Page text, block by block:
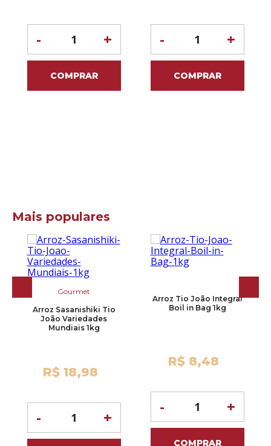
+
-
COMPRAR
+
-
COMPRAR
Mais populares
Gourmet
Arroz Sasanishiki Tio
João Variedades
Mundiais 1kg
R$ 18,98
+
-
Arroz Tio João Integral
Boil in Bag 1kg
R$ 8,48
+
-
COMPRAR